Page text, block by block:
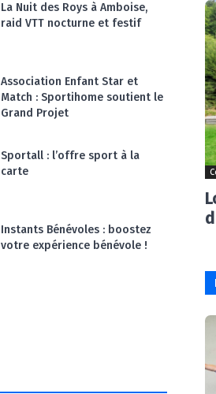
La Nuit des Roys à Amboise,
raid VTT nocturne et festif
Association Enfant Star et
Match : Sportihome soutient le
Grand Projet
Sportall : l’offre sport à la
carte
Instants Bénévoles : boostez
votre expérience bénévole !